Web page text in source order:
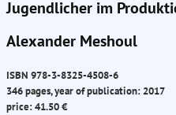
Jugendlicher im
Alexander Meshoul
ISBN 978-3-8325-4508-6
346 pages, year of publication: 2017
price: 41.50 €